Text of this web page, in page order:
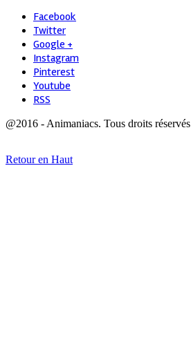
Facebook
Twitter
Google +
Instagram
Pinterest
Youtube
RSS
@2016 - Animaniacs. Tous droits réservés
Retour en Haut